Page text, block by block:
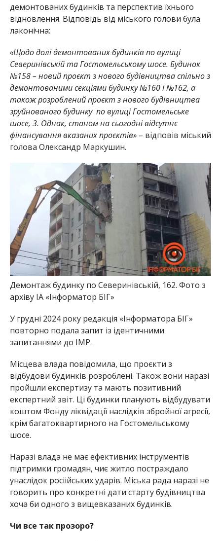
демонтованих будинків та перспектив їхнього
відновлення. Відповідь від міського голови була
лаконічна:
«Щодо долі демонтованих будинків по вулиці
Северинівській та Гостомельському шосе. Будинок
№158 – новий проєкт з нового будівництва спільно з
демонтованими секціями будинку №160 і №162, а
також розроблений проєкт з нового будівництва
зруйнованого будинку по вулиці Гостомельське
шосе, 3. Однак, станом на сьогодні відсутнє
фінансування вказаних проєктів»– відповів міський
голова Олександр Маркушин.
Демонтаж будинку по Северинівській, 162. Фото з
архіву ІА «Інформатор БІГ»
У грудні 2024 року редакція «Інформатора БІГ»
повторно подала запит із ідентичними
запитаннями до ІМР.
Місцева влада повідомила, що проєкти з
відбудови будинків розроблені. Також вони наразі
пройшли експертизу та мають позитивний
експертний звіт. Ці будинки планують відбудувати
коштом Фонду ліквідації наслідків збройної агресії,
крім багатоквартирного на Гостомельському
шосе.
Наразі влада не має ефективних інструментів
підтримки громадян, чиє житло постраждало
унаслідок росіійських ударів. Міська рада наразі не
говорить про конкретні дати старту будівництва
хоча би одного з вищевказаних будинків.
Чи все так прозоро?